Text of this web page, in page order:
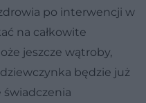
po interwencji w
na całkowite
jeszcze wątroby,
będzie już
świadczenia